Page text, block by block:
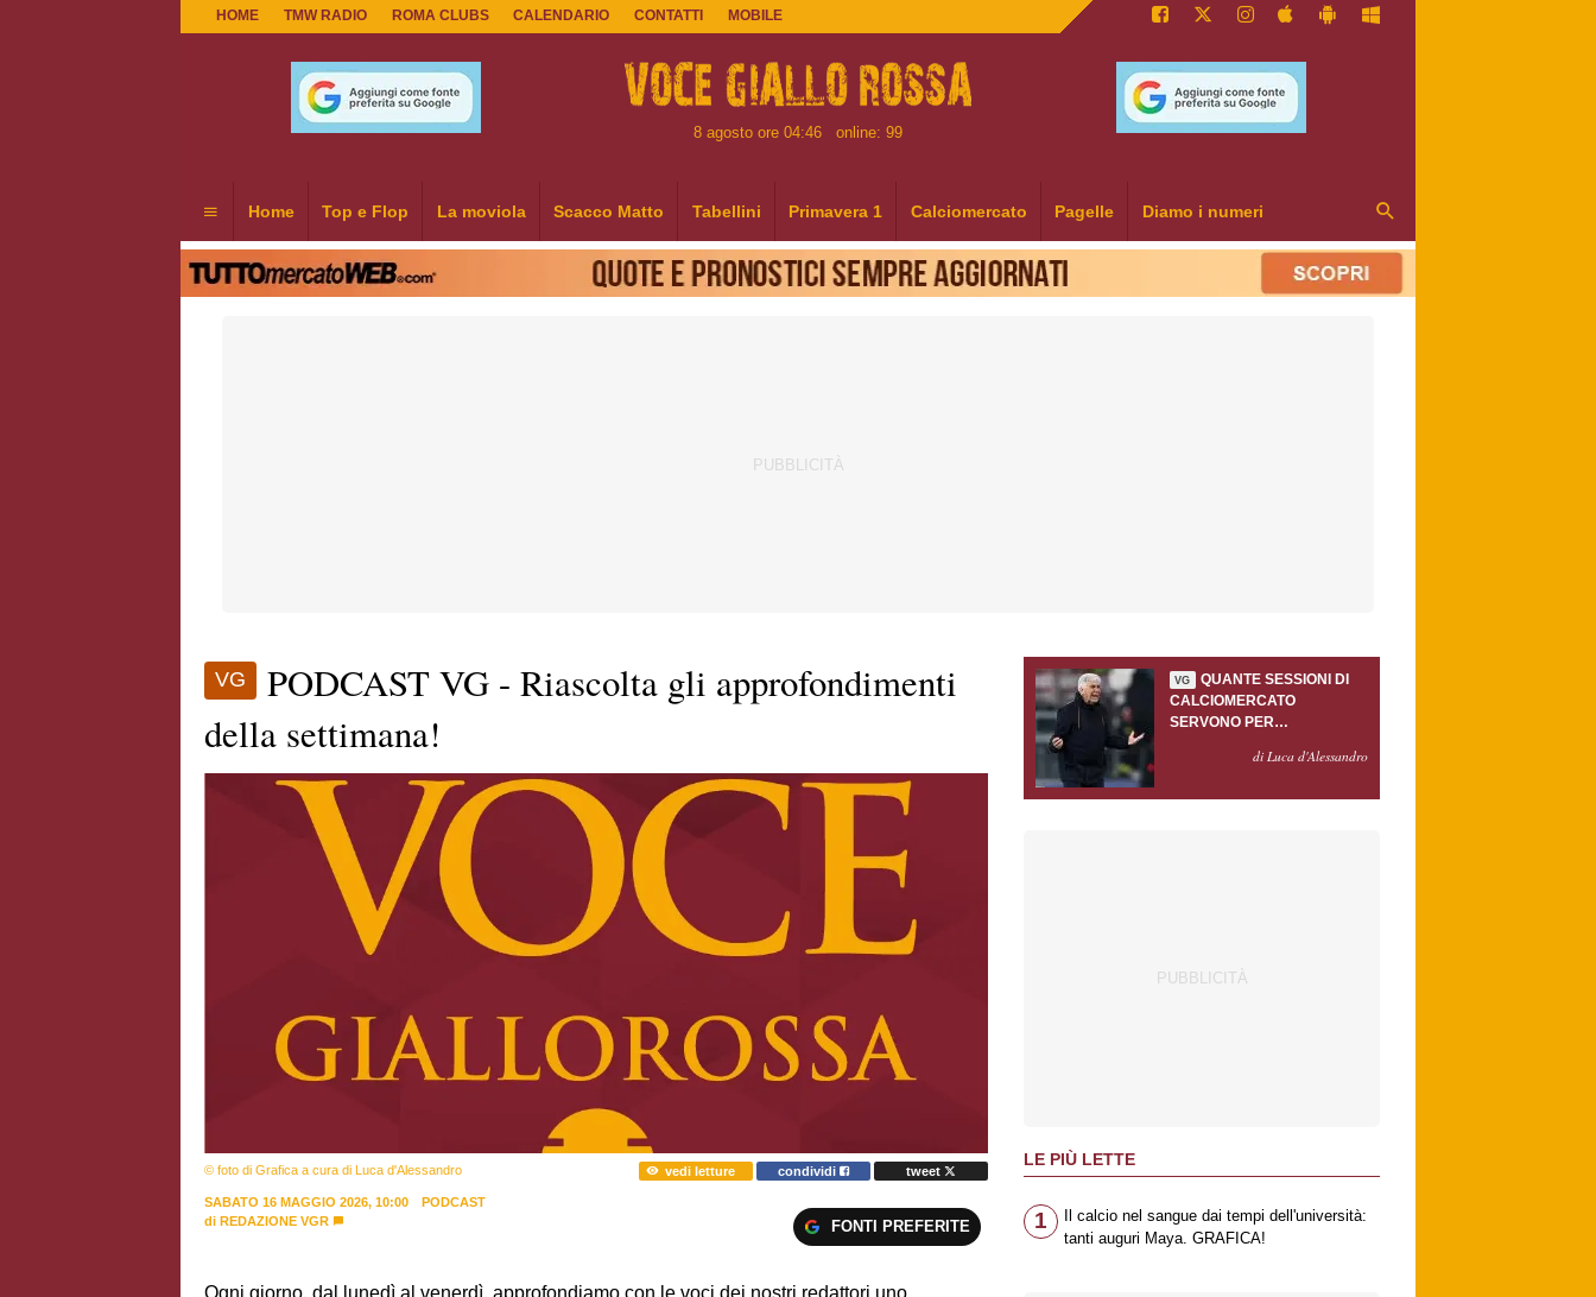
HOME TMW RADIO ROMA CLUBS CALENDARIO CONTATTI MOBILE
8 agosto ore 04:46 online: 99
Home Top e Flop La moviola Scacco Matto Tabellini Primavera 1 Calciomercato Pagelle Diamo i numeri
VG
PODCAST VG - Riascolta gli approfondimenti
della settimana!
© foto di Grafica a cura di Luca d'Alessandro vedi letture condividi tweet
SABATO 16 MAGGIO 2026, 10:00
PODCAST
di REDAZIONE VGR FONTI PREFERITE
VG
QUANTE SESSIONI DI
CALCIOMERCATO
SERVONO PER
GASPERINI?di Luca d'Alessandro
LE PIÙ LETTE
1
Il calcio nel sangue dai tempi dell'università:
tanti auguri Maya. GRAFICA!